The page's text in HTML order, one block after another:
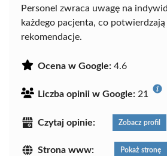
Personel zwraca uwagę na
każdego pacjenta, co
rekomendacje.
Ocena w Google: 4.6
Liczba opinii w Google: 21
Czytaj opinie: Zobacz profil
Strona www: Pokaż stronę